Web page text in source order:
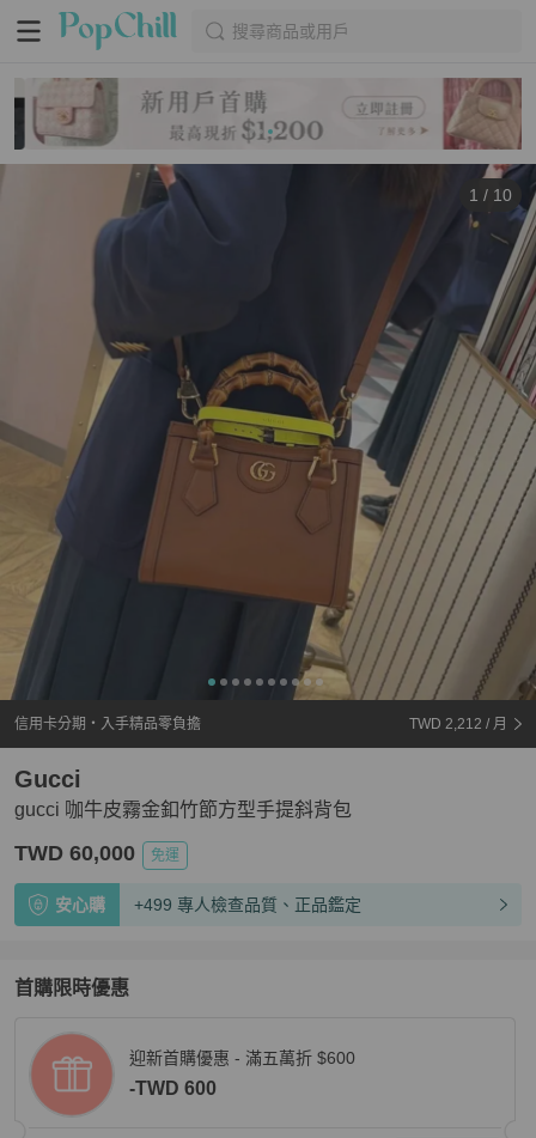
搜尋商品或用戶
1 / 10
信用卡分期・入手精品零負擔 TWD 2,212 / 月
gucci 咖牛皮霧金釦竹節方型手提斜背包
Gucci
TWD 60,000 免運
安心購 +499 專人檢查品質、正品鑑定
首購限時優惠
迎新首購優惠 - 滿五萬折 $600
-TWD 600